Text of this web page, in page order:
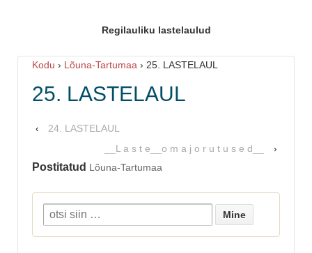
Regilauliku lastelaulud
Kodu › Lõuna-Tartumaa › 25. LASTELAUL
25. LASTELAUL
‹
24. LASTELAUL
__L a s t e__o m a j o r u t u s e d__
›
Postitatud Lõuna-Tartumaa